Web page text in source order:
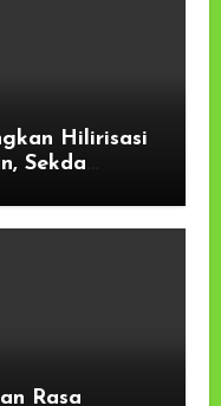
Hilirisasi
Sekda
Rasa